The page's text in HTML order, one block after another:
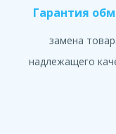
Гарантия
замена
надлежащего